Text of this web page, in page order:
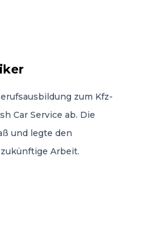
zum Kfz-
Car Service ab. Die
und legte den
Arbeit.